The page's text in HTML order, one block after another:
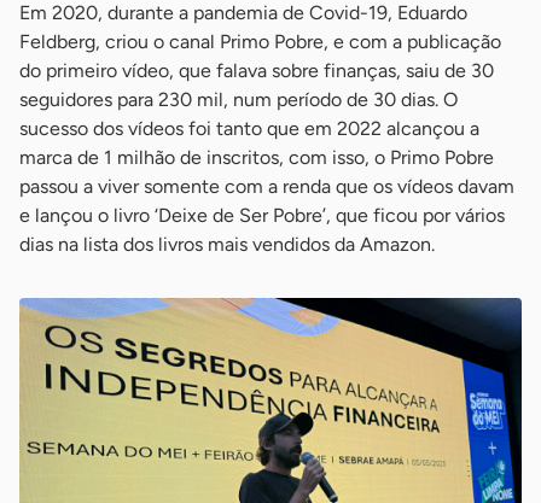
Em 2020, durante a pandemia de Covid-19, Eduardo
Feldberg, criou o canal Primo Pobre, e com a publicação
do primeiro vídeo, que falava sobre finanças, saiu de 30
seguidores para 230 mil, num período de 30 dias. O
sucesso dos vídeos foi tanto que em 2022 alcançou a
marca de 1 milhão de inscritos, com isso, o Primo Pobre
passou a viver somente com a renda que os vídeos davam
e lançou o livro ‘Deixe de Ser Pobre’, que ficou por vários
dias na lista dos livros mais vendidos da Amazon.